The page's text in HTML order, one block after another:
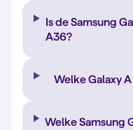
Is de Samsung
A36?
Welke Galaxy
Welke Samsung